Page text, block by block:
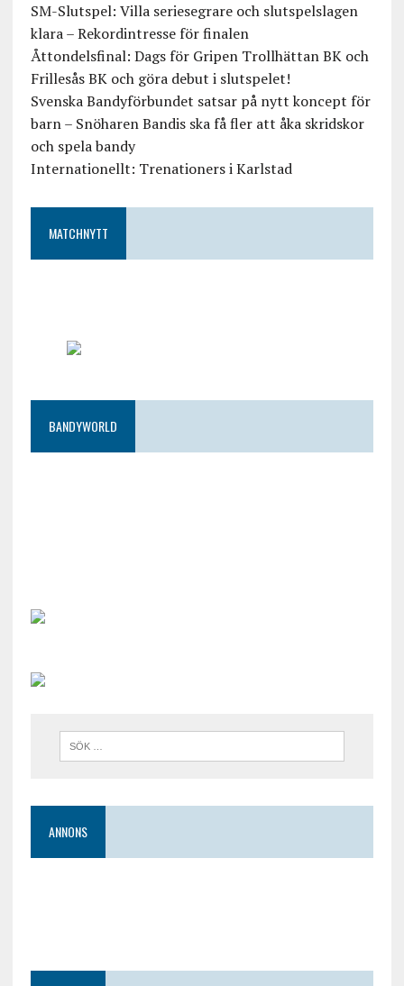
SM-Slutspel: Villa seriesegrare och slutspelslagen
klara – Rekordintresse för finalen
Åttondelsfinal: Dags för Gripen Trollhättan BK och
Frillesås BK och göra debut i slutspelet!
Svenska Bandyförbundet satsar på nytt koncept för
barn – Snöharen Bandis ska få fler att åka skridskor
och spela bandy
Internationellt: Trenationers i Karlstad
MATCHNYTT
BANDYWORLD
ANNONS